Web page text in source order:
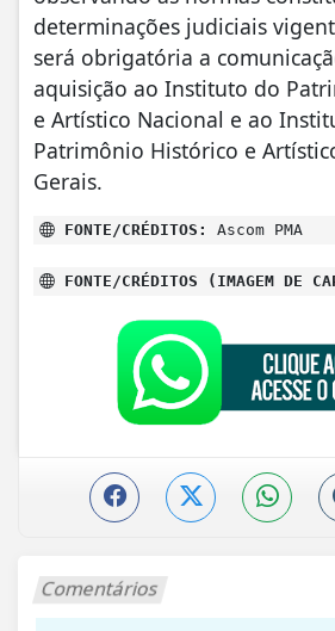
determinações judiciais
será obrigatória a
aquisição ao Instituto do
e Artístico Nacional e ao
Patrimônio Histórico e
Gerais.
FONTE/CRÉDITOS: Ascom PMA
FONTE/CRÉDITOS (IMAGEM DE
Comentários